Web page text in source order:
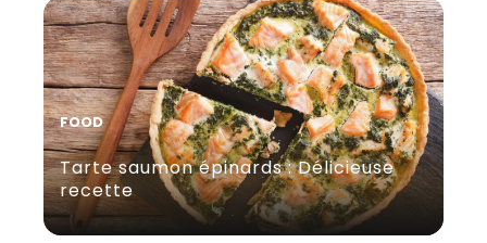
FOOD
Tarte saumon épinards : Délicieuse
recette